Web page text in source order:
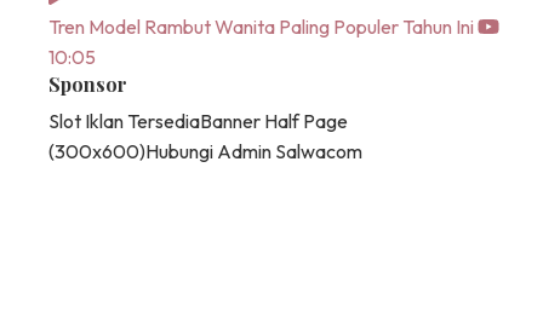
Tren Model Rambut Wanita Paling Populer Tahun Ini
10:05
Sponsor
Slot Iklan TersediaBanner Half Page
(300x600)Hubungi Admin Salwacom